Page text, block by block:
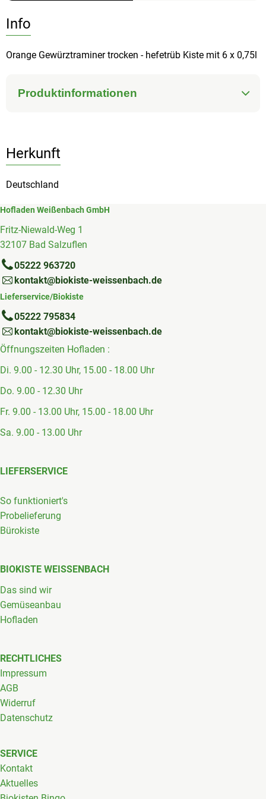
Info
Orange Gewürztraminer trocken - hefetrüb Kiste mit 6 x 0,75l
Produktinformationen
Herkunft
Deutschland
Hofladen Weißenbach GmbH
Fritz-Niewald-Weg 1
32107 Bad Salzuflen
05222 963720
kontakt@biokiste-weissenbach.de
Lieferservice/Biokiste
05222 795834
kontakt@biokiste-weissenbach.de
Öffnungszeiten Hofladen :
Di. 9.00 - 12.30 Uhr, 15.00 - 18.00 Uhr
Do. 9.00 - 12.30 Uhr
Fr. 9.00 - 13.00 Uhr, 15.00 - 18.00 Uhr
Sa. 9.00 - 13.00 Uhr
LIEFERSERVICE
So funktioniert's
Probelieferung
Bürokiste
BIOKISTE WEISSENBACH
Das sind wir
Gemüseanbau
Hofladen
RECHTLICHES
Impressum
AGB
Widerruf
Datenschutz
SERVICE
Kontakt
Aktuelles